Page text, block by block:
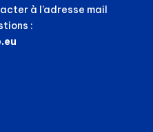
à l’adresse mail
: